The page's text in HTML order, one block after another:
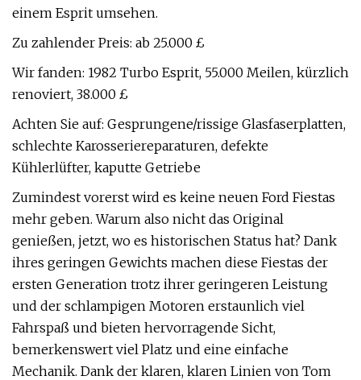
einem Esprit umsehen.
Zu zahlender Preis: ab 25.000 £
Wir fanden: 1982 Turbo Esprit, 55.000 Meilen, kürzlich
renoviert, 38.000 £
Achten Sie auf: Gesprungene/rissige Glasfaserplatten,
schlechte Karosseriereparaturen, defekte
Kühlerlüfter, kaputte Getriebe
Zumindest vorerst wird es keine neuen Ford Fiestas
mehr geben. Warum also nicht das Original
genießen, jetzt, wo es historischen Status hat? Dank
ihres geringen Gewichts machen diese Fiestas der
ersten Generation trotz ihrer geringeren Leistung
und der schlampigen Motoren erstaunlich viel
Fahrspaß und bieten hervorragende Sicht,
bemerkenswert viel Platz und eine einfache
Mechanik. Dank der klaren, klaren Linien von Tom